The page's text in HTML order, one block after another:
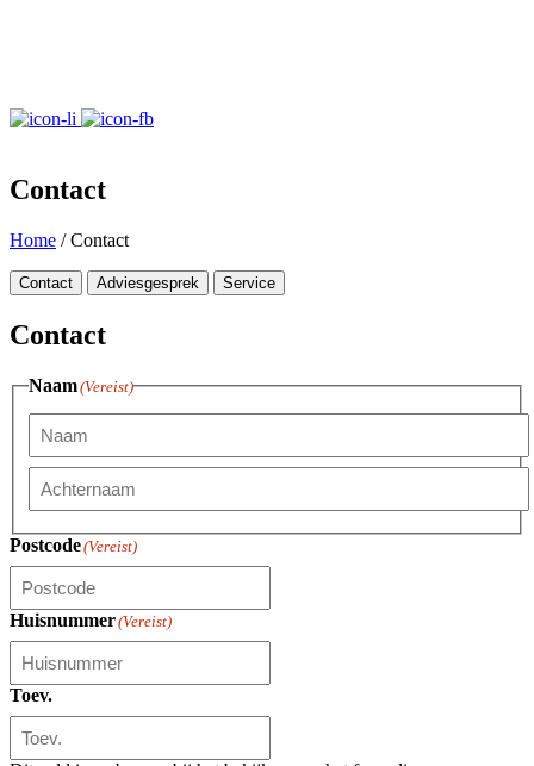
Contact
Home /Contact
Contact Adviesgesprek Service
Contact
Naam(Vereist)
Voornaam
Postcode(Vereist)
Huisnummer(Vereist)
Toev.